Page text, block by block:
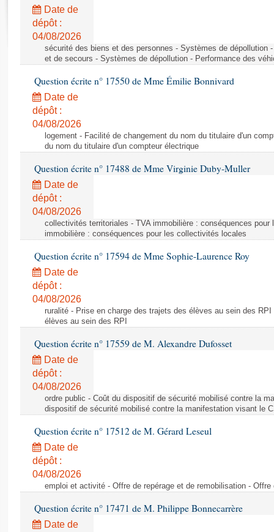
Rapports législatifs
Rapports sur l'application des lois
Baromètre de l’application des lois
Dossiers législatifs
Budget et sécurité sociale
Questions écrites et orales
Comptes rendus des débats
Date de
dépôt :
04/08/2026
sécurité des biens et des personnes - Systèmes de dépollution
et de secours - Systèmes de dépollution - Performance des
Question écrite n° 17550 de Mme Émilie Bonnivard
Date de
dépôt :
04/08/2026
logement - Facilité de changement du nom du titulaire d'un
du nom du titulaire d'un compteur électrique
Question écrite n° 17488 de Mme Virginie Duby-Muller
Date de
dépôt :
04/08/2026
collectivités territoriales - TVA immobilière : conséquences
immobilière : conséquences pour les collectivités locales
Question écrite n° 17594 de Mme Sophie-Laurence Roy
Date de
dépôt :
04/08/2026
ruralité - Prise en charge des trajets des élèves au sein des
élèves au sein des RPI
Question écrite n° 17559 de M. Alexandre Dufosset
Date de
dépôt :
04/08/2026
ordre public - Coût du dispositif de sécurité mobilisé contre la
dispositif de sécurité mobilisé contre la manifestation visant le
Question écrite n° 17512 de M. Gérard Leseul
Date de
dépôt :
04/08/2026
emploi et activité - Offre de repérage et de remobilisation -
Question écrite n° 17471 de M. Philippe Bonnecarrère
Date de